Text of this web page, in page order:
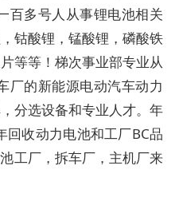
百多号人从事锂电池相关
钴酸锂，锰酸锂，磷酸铁
等等！梯次事业部专业从
厂的新能源电动汽车动力
分选设备和专业人才。年
收动力电池和工厂BC品
工厂，拆车厂，主机厂来